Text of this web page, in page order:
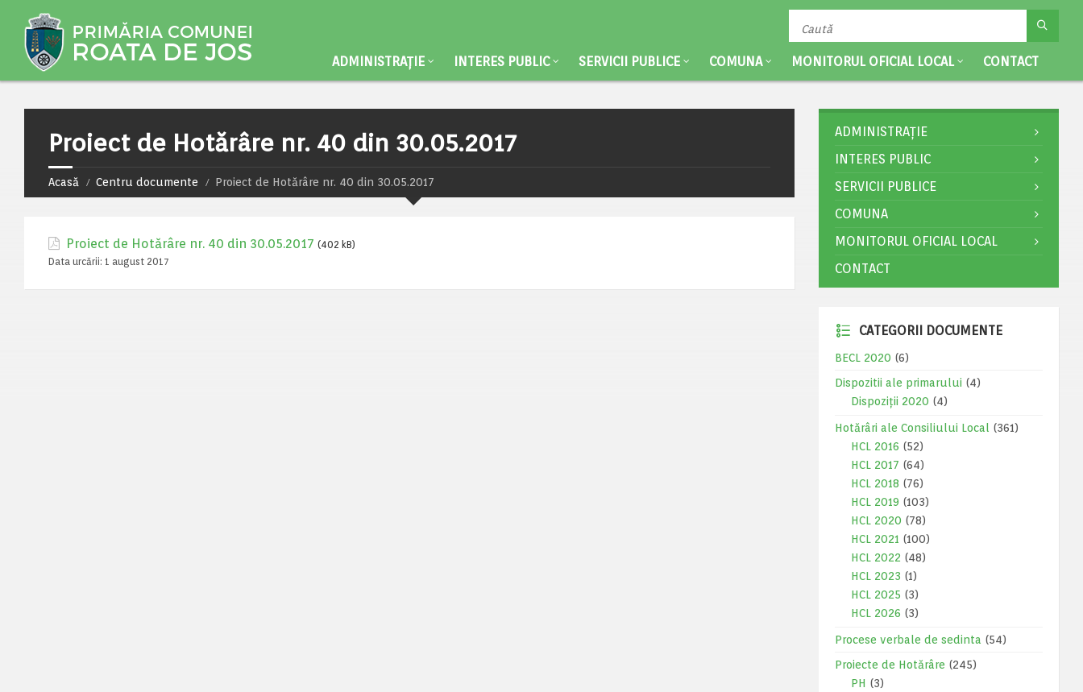
ADMINISTRAȚIE INTERES PUBLIC SERVICII PUBLICE COMUNA MONITORUL OFICIAL LOCAL CONTACT
Proiect de Hotărâre nr. 40 din 30.05.2017
Acasă Centru documente Proiect de Hotărâre nr. 40 din 30.05.2017
Proiect de Hotărâre nr. 40 din 30.05.2017 (402 kB)
Data urcării: 1 august 2017
ADMINISTRAȚIE
INTERES PUBLIC
SERVICII PUBLICE
COMUNA
MONITORUL OFICIAL LOCAL
CONTACT
CATEGORII DOCUMENTE
BECL 2020 (6)
Dispozitii ale primarului (4)
Dispoziții 2020 (4)
Hotărâri ale Consiliului Local
(361)
HCL 2016 (52)
HCL 2017 (64)
HCL 2018 (76)
HCL 2019 (103)
HCL 2020 (78)
HCL 2021 (100)
HCL 2022 (48)
HCL 2023 (1)
HCL 2025 (3)
HCL 2026 (3)
Procese verbale de sedinta (54)
Proiecte de Hotărâre (245)
PH (3)